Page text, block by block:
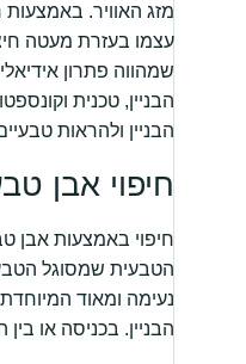
מזג האוויר. באמצעות
עצמו בעזרת מעטה
שמהווה פתרון
הבניין, טכנית
הבניין ולהראות
חיפוי אבן
חיפוי באמצעות אבן
הטבעית שמסוגל
נעימה ומאוד
הבניין. בכניסה או